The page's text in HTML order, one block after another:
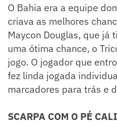
O Bahia era a equipe
criava as melhores
Maycon Douglas, que já
uma ótima chance, o
jogo. O jogador que
fez linda jogada
marcadores para trás e
SCARPA COM O PÉ